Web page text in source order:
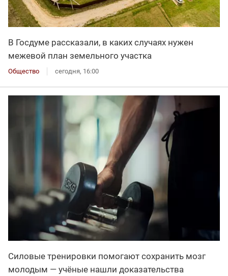
В Госдуме рассказали, в каких случаях нужен
межевой план земельного участка
Общество сегодня, 16:00
Силовые тренировки помогают сохранить мозг
молодым — учёные нашли доказательства